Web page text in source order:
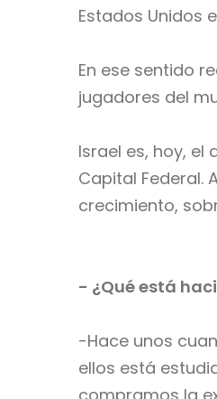
Estados Unidos
En ese sentido
jugadores del
Israel es, hoy,
Capital Federal.
crecimiento,
- ¿Qué está
-Hace unos
ellos está